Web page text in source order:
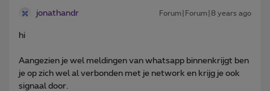
jonathandr Forum|Forum|8 years ago
hi
Aangezien je wel meldingen van whatsapp binnenkrijgt ben
je op zich wel al verbonden met je network en krijg je ook
signaal door.